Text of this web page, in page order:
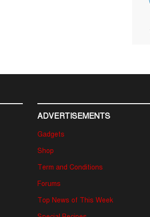
ADVERTISEMENTS
Gadgets
Shop
Term and Conditions
Forums
Top News of This Week